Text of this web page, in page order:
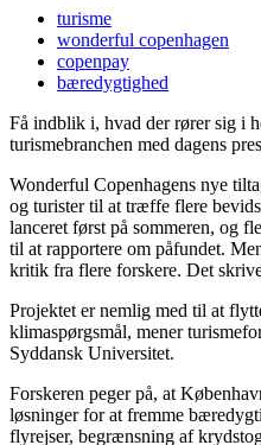
turisme
wonderful copenhagen
copenpay
bæredygtighed
Få indblik i, hvad der rører sig i
turismebranchen med dagens
Wonderful Copenhagens nye
og turister til at træffe flere
lanceret først på sommeren, og
til at rapportere om påfundet.
kritik fra flere forskere. Det
Projektet er nemlig med til at
klimaspørgsmål, mener
Syddansk Universitet.
Forskeren peger på, at
løsninger for at fremme
flyrejser, begrænsning af